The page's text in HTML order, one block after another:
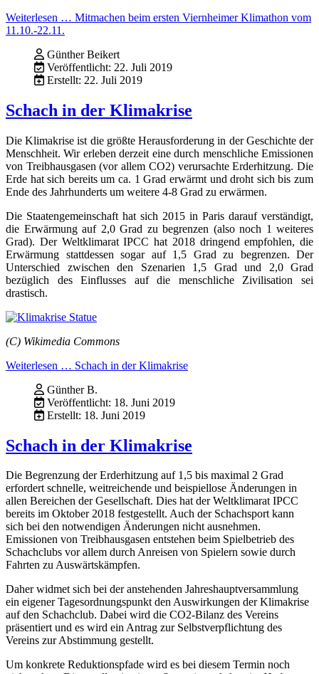
Weiterlesen … Mitmachen beim ersten Viernheimer Klimathon vom
11.10.-22.11.
Günther Beikert
Veröffentlicht: 22. Juli 2019
Erstellt: 22. Juli 2019
Schach in der Klimakrise
Die Klimakrise ist die größte Herausforderung in der Geschichte der
Menschheit. Wir erleben derzeit eine durch menschliche Emissionen
von Treibhausgasen (vor allem CO2) verursachte Erderhitzung. Die
Erde hat sich bereits um ca. 1 Grad erwärmt und droht sich bis zum
Ende des Jahrhunderts um weitere 4-8 Grad zu erwärmen.
Die Staatengemeinschaft hat sich 2015 in Paris darauf verständigt,
die Erwärmung auf 2,0 Grad zu begrenzen (also noch 1 weiteres
Grad). Der Weltklimarat IPCC hat 2018 dringend empfohlen, die
Erwärmung stattdessen sogar auf 1,5 Grad zu begrenzen. Der
Unterschied zwischen den Szenarien 1,5 Grad und 2,0 Grad
bezüglich des Einflusses auf die menschliche Zivilisation sei
drastisch.
(C) Wikimedia Commons
Weiterlesen … Schach in der Klimakrise
Günther B.
Veröffentlicht: 18. Juni 2019
Erstellt: 18. Juni 2019
Schach in der Klimakrise
Die Begrenzung der Erderhitzung auf 1,5 bis maximal 2 Grad
erfordert schnelle, weitreichende und beispiellose Änderungen in
allen Bereichen der Gesellschaft. Dies hat der Weltklimarat IPCC
bereits im Oktober 2018 festgestellt. Auch der Schachsport kann
sich bei den notwendigen Änderungen nicht ausnehmen.
Emissionen von Treibhausgasen entstehen beim Spielbetrieb des
Schachclubs vor allem durch Anreisen von Spielern sowie durch
Fahrten zu Auswärtskämpfen.
Daher widmet sich bei der anstehenden Jahreshauptversammlung
ein eigener Tagesordnungspunkt den Auswirkungen der Klimakrise
auf den Schachclub. Dabei wird die CO2-Bilanz des Vereins
präsentiert und es wird ein Antrag zur Selbstverpflichtung des
Vereins zur Abstimmung gestellt.
Um konkrete Reduktionspfade wird es bei diesem Termin noch